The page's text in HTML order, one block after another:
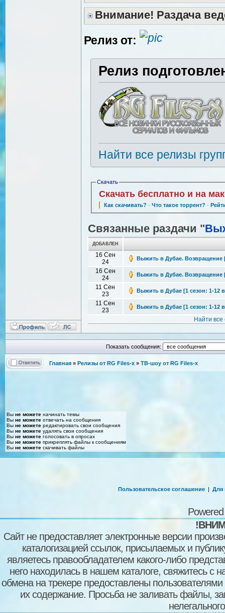
Внимание! Раздача
Релиз от:
Релиз
Найти все релизы
Скачать
Скачать бесплатно и на
Как скачивать? · Что такое торрент? ·
Связанные раздачи "
ДОБАВЛЕН
16 Сен
24
Выжить в Дубае. Возвращение
16 Сен
24
Выжить в Дубае. Возвращение
11 Сен
23
Выжить в Дубае [1 сезон: 1-12
11 Сен
23
Выжить в Дубае [1 сезон: 1-12
Найти
Показать сообщения:
Главная » Релизы от RG Files-x » ТВ-шоу от RG Files-x
Вы не можете начинать темы
Вы не можете отвечать на сообщения
Вы не можете редактировать свои сообщения
Вы не можете удалять свои сообщения
Вы не можете голосовать в опросах
Вы не можете прикреплять файлы к сообщениям
Вы не можете скачивать файлы
Пользовательское соглашение | Для
Сайт не предоставляет электронные версии
каталогизацией ссылок, присылаемых и
являетесь правообладателем какого-либо
него находилась в нашем каталоге, свяжитесь
обмена на трекере предоставлены пользователями
их содержание. Просьба не заливать файлы,